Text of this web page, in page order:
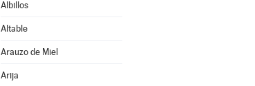
Albillos
Altable
Arauzo de Miel
Arija